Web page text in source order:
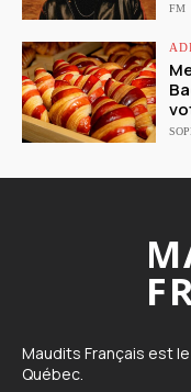
FM
Maudits Français est
Québec.